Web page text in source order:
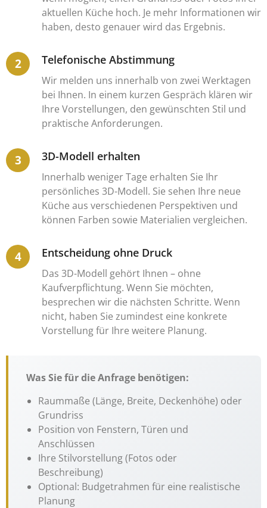
aktuellen Küche hoch. Je mehr Informationen wir
haben, desto genauer wird das Ergebnis.
Telefonische Abstimmung
Wir melden uns innerhalb von zwei Werktagen
bei Ihnen. In einem kurzen Gespräch klären wir
Ihre Vorstellungen, den gewünschten Stil und
praktische Anforderungen.
3D-Modell erhalten
Innerhalb weniger Tage erhalten Sie Ihr
persönliches 3D-Modell. Sie sehen Ihre neue
Küche aus verschiedenen Perspektiven und
können Farben sowie Materialien vergleichen.
Entscheidung ohne Druck
Das 3D-Modell gehört Ihnen – ohne
Kaufverpflichtung. Wenn Sie möchten,
besprechen wir die nächsten Schritte. Wenn
nicht, haben Sie zumindest eine konkrete
Vorstellung für Ihre weitere Planung.
Was Sie für die Anfrage benötigen:
Raummaße (Länge, Breite, Deckenhöhe) oder
Grundriss
Position von Fenstern, Türen und
Anschlüssen
Ihre Stilvorstellung (Fotos oder
Beschreibung)
Optional: Budgetrahmen für eine realistische
Planung